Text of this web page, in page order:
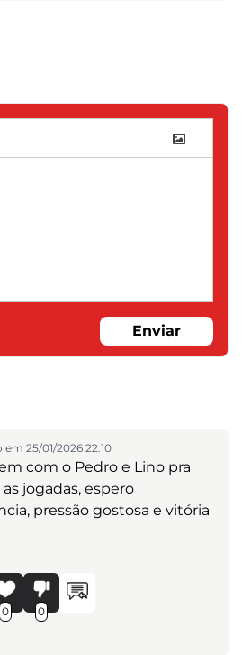
Enviar
25/01/2026 22:10
com o Pedro e Lino pra
jogadas, espero
pressão gostosa e vitória
0 0